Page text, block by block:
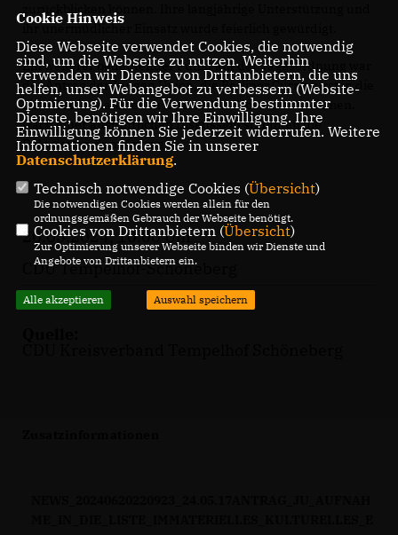
zurückblicken können. Ihre langjährige Unterstützung und
ihr unermüdlicher Einsatz wurde feierlich gewürdigt.
Ein weiterer bedeutender Punkt auf der Tagesordnung war
der Antrag der Jungen Union, die Berliner Currywurst in die
Liste des immateriellen kulturellen Erbes aufzunehmen.
Nach einer ausführlichen Diskussion stimmten die
Delegierten dem Antrag zu.
20.05.2024, 10:00 Uhr
CDU Tempelhof-Schöneberg
Cookie Hinweis
Diese Webseite verwendet Cookies, die notwendig
sind, um die Webseite zu nutzen. Weiterhin
verwenden wir Dienste von Drittanbietern, die uns
helfen, unser Webangebot zu verbessern (Website-
Optmierung). Für die Verwendung bestimmter
Dienste, benötigen wir Ihre Einwilligung. Ihre
Einwilligung können Sie jederzeit widerrufen. Weitere
Informationen finden Sie in unserer
Datenschutzerklärung.
Technisch notwendige Cookies (Übersicht)
Die notwendigen Cookies werden allein für den
ordnungsgemäßen Gebrauch der Webseite benötigt.
Cookies von Drittanbietern (Übersicht)
Zur Optimierung unserer Webseite binden wir Dienste und
Angebote von Drittanbietern ein.
Alle akzeptieren Auswahl speichern